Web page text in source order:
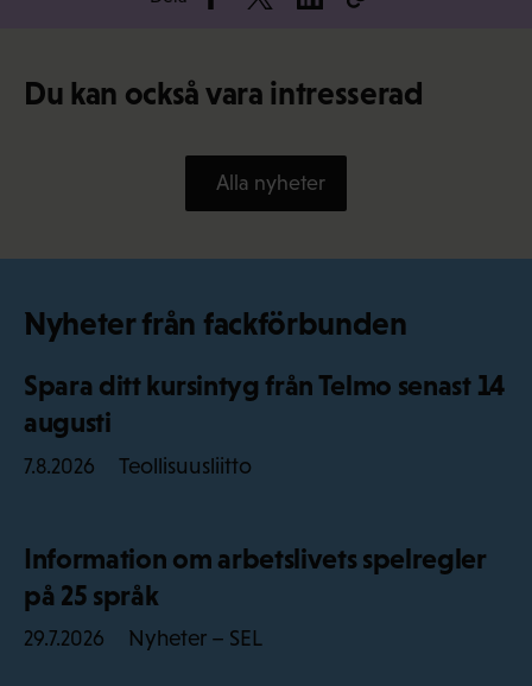
Du kan också vara intresserad
Alla nyheter
Nyheter från fackförbunden
Spara ditt kursintyg från Telmo senast 14
augusti
7.8.2026 Teollisuusliitto
Information om arbetslivets spelregler
på 25 språk
29.7.2026 Nyheter – SEL